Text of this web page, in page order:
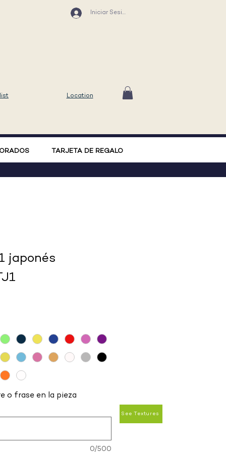
Iniciar Sesión
Location
TARJETA DE REGALO
japonés
o frase en la pieza
0/500
See Textures